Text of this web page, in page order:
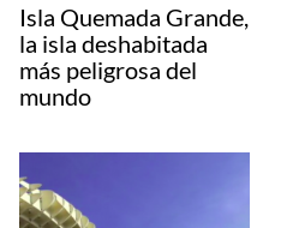
Isla Quemada Grande,
la isla deshabitada
más peligrosa del
mundo